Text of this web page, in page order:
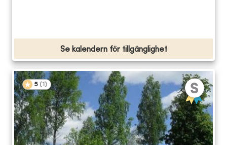
Se kalendern för tillgänglighet
5 (1 )